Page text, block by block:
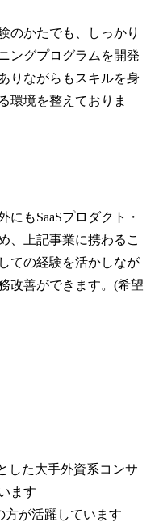
のかたでも、しっかり
ングプログラムを開発
りながらもスキルを身
環境を整えておりま
もSaaSプロダクト・
、上記事業に携わるこ
ての経験を活かしなが
改善ができます。(希望
した大手外資系コンサ
ます
方が活躍しています